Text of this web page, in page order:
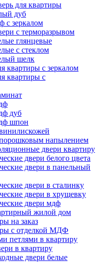
для квартиры
дуб
с зеркалом
с терморазрывом
глянцевые
с стеклом
шелк
квартиры с зеркалом
квартиры с
дуб
шпон
напылением
двери квартиру
двери белого цвета
двери в панельный
двери в сталинку
двери в хрущевку
двери мдф
жилой дом
на заказ
с отделкой МДФ
петлями в квартиру
в квартиру
двери белые